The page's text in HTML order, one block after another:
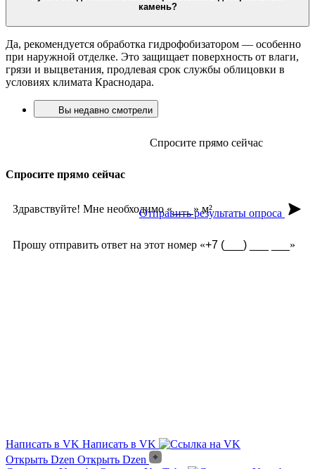
Для расчёта измерьте площадь стен или фасада и вычтите
площадь окон и дверей. Добавьте 5–10% запаса на подрезку.
Менеджер поможет рассчитать точный объём и подобрать
подходящий формат упаковки.
Нужно ли дополнительно обрабатывать декоративный
камень?
Да, рекомендуется обработка гидрофобизатором — особенно
при наружной отделке. Это защищает поверхность от влаги,
условиях климата Краснодара.
Вы недавно смотрели
Где можно посмотреть? Текстура камня?